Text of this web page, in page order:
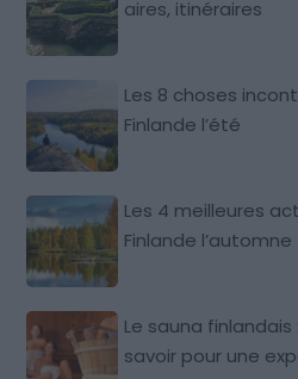
aires, itinéraires
Les 8 choses
Finlande l’été
Les 4 meilleures
Finlande l’automne
Le sauna
savoir pour une